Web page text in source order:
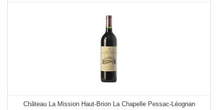
Château La Mission Haut-Brion La Chapelle Pessac-Léognan